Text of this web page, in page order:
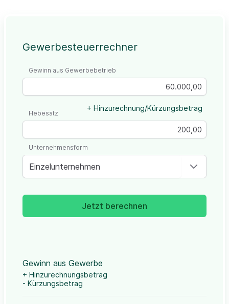
Gewerbesteuerrechner
Gewinn aus Gewerbebetrieb
+ Hinzurechnung/Kürzungsbetrag
Hebesatz
Einzelunternehmen
Unternehmensform
Jetzt berechnen
Gewinn aus Gewerbe
+ Hinzurechnungsbetrag
- Kürzungsbetrag